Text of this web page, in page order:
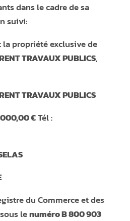
dans le cadre de sa
suivi:
propriété exclusive de
TRAVAUX PUBLICS,
TRAVAUX PUBLICS
€Tél :
du Commerce et des
lenuméro B 800 903